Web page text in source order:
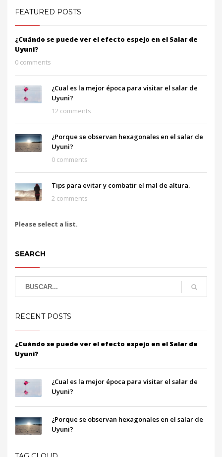
FEATURED POSTS
¿Cuándo se puede ver el efecto espejo en el Salar de
Uyuni?
0 comments
¿Cual es la mejor época para visitar el salar de
Uyuni?
12 comments
¿Porque se observan hexagonales en el salar de
Uyuni?
0 comments
Tips para evitar y combatir el mal de altura.
2 comments
Please select a list.
SEARCH
RECENT POSTS
¿Cuándo se puede ver el efecto espejo en el Salar de
Uyuni?
¿Cual es la mejor época para visitar el salar de
Uyuni?
¿Porque se observan hexagonales en el salar de
Uyuni?